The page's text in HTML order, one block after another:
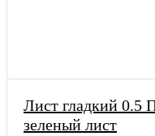
Лист гладкий 0.5
зеленый лист